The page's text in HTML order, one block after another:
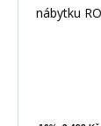
nábytku